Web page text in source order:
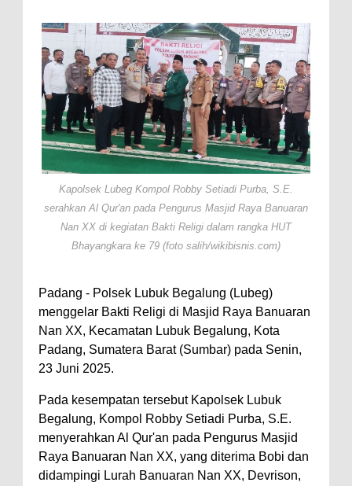
Kapolsek Lubeg Kompol Robby Setiadi Purba, S.E.
serahkan Al Qur'an pada Pengurus Masjid Raya Banuaran
Nan XX di kegiatan Bakti Religi dalam rangka HUT
Bhayangkara ke 79 (foto salih/wikibisnis.com)
Padang - Polsek Lubuk Begalung (Lubeg)
menggelar Bakti Religi di Masjid Raya Banuaran
Nan XX, Kecamatan Lubuk Begalung, Kota
Padang, Sumatera Barat (Sumbar) pada Senin,
23 Juni 2025.
Pada kesempatan tersebut Kapolsek Lubuk
Begalung, Kompol Robby Setiadi Purba, S.E.
menyerahkan Al Qur'an pada Pengurus Masjid
Raya Banuaran Nan XX, yang diterima Bobi dan
didampingi Lurah Banuaran Nan XX, Devrison,